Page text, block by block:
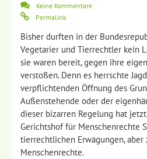
Keine Kommentare
Permalink
Bisher durften in der
Vegetarier und Tierrechtler kein
sie waren bereit, gegen ihre
verstoßen. Denn es herrschte
verpflichtenden Öffnung des
Außenstehende oder der
dieser bizarren Regelung hat
Gerichtshof für Menschenrechte
tierrechtlichen Erwägungen,
Menschenrechte.